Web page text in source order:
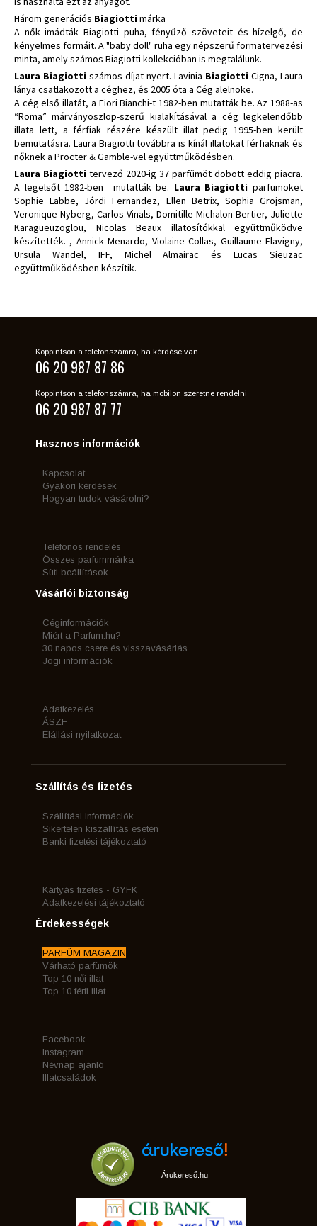
Három generációs Biagiottimárka
A nők imádták Biagiotti puha, fényűző szöveteit és hízelgő, de
kényelmes formáit. A "baby doll" ruha egy népszerű formatervezési
minta, amely számos Biagiotti kollekcióban is megtalálunk.
Laura Biagiotti számos díjat nyert. Lavinia Biagiotti Cigna, Laura
lánya csatlakozott a céghez, és 2005 óta a Cég alelnöke.
A cég első illatát, a Fiori Bianchi-t 1982-ben mutatták be. Az 1988-as
“Roma” márványoszlop-szerű kialakításával a cég legkelendőbb
illata lett, a férfiak részére készült illat pedig 1995-ben került
bemutatásra. Laura Biagiotti továbbra is kínál illatokat férfiaknak és
nőknek a Procter & Gamble-vel együttműködésben.
Laura Biagiotti tervező 2020-ig 37 parfümöt dobott eddig piacra.
A legelsőt 1982-ben mutatták be. Laura Biagiotti parfümöket
Sophie Labbe, Jórdi Fernandez, Ellen Betrix, Sophia Grojsman,
Veronique Nyberg, Carlos Vinals, Domitille Michalon Bertier, Juliette
Karagueuzoglou, Nicolas Beaux illatosítókkal együttműködve
készítették. , Annick Menardo, Violaine Collas, Guillaume Flavigny,
Ursula Wandel, IFF, Michel Almairac és Lucas Sieuzac
együttműködésben készítik.
Koppintson a telefonszámra, ha kérdése van
06 20 987 87 86
Koppintson a telefonszámra, ha mobilon szeretne rendelni
06 20 987 87 77
Hasznos információk
Kapcsolat
Gyakori kérdések
Hogyan tudok vásárolni?
Telefonos rendelés
Összes parfummárka
Süti beállítások
Vásárlói biztonság
Céginformációk
Miért a Parfum.hu?
30 napos csere és visszavásárlás
Jogi információk
Adatkezelés
ÁSZF
Elállási nyilatkozat
Szállítás és fizetés
Szállítási információk
Sikertelen kiszállítás esetén
Banki fizetési tájékoztató
Kártyás fizetés - GYFK
Adatkezelési tájékoztató
Érdekességek
PARFÜM MAGAZIN
Várható parfümök
Top 10 női illat
Top 10 férfi illat
Facebook
Instagram
Névnap ajánló
Illatcsaládok
Árukereső.hu